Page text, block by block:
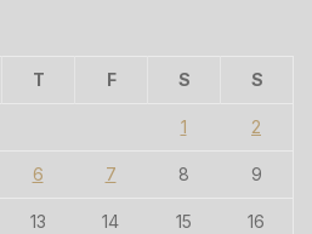
T F S S
1 2
6 7 8 9
13 14 15 16